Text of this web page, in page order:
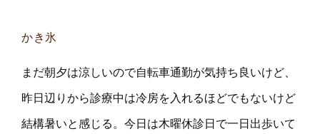
かき氷
まだ朝夕は涼しいので自転車通勤が気持ち良いけど、
昨日辺りから診療中は冷房を入れるほどでもないけど
結構暑いと感じる。今日は木曜休診日で一日出歩いて